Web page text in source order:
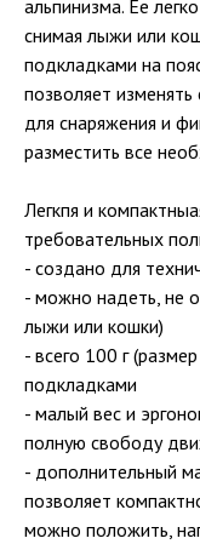
альпинизма. Ее
снимая лыжи или
подкладками на
позволяет
для снаряжения и
разместить все
Легкпя и
требовательных
- создано для
- можно надеть, не
лыжи или кошки)
- всего 100 г
подкладками
- малый вес и
полную свободу
- дополнительный
позволяет
можно положить,